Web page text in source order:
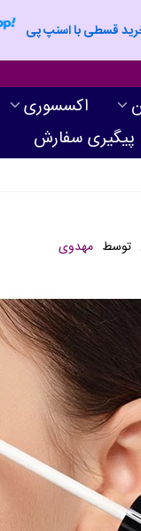
قسطی با اسنپ پی
اکسسوری
پیگیری سفارش
توسط مهدوی